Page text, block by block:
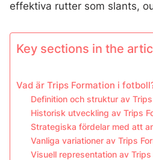
effektiva rutter som slants,
Key sections in the
Vad är Trips Formation i
Definition och struktur av
Historisk utveckling av Trips
Strategiska fördelar med att
Vanliga variationer av Trips
Visuell representation av Trips